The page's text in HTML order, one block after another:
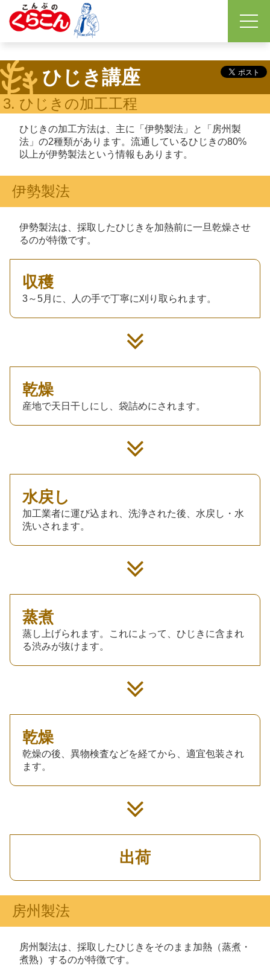
ひじき講座
3. ひじきの加工工程
ひじきの加工方法は、主に「伊勢製法」と「房州製
法」の2種類があります。流通しているひじきの80%
以上が伊勢製法という情報もあります。
伊勢製法
伊勢製法は、採取したひじきを加熱前に一旦乾燥させ
るのが特徴です。
収穫
3～5月に、人の手で丁寧に刈り取られます。
乾燥
産地で天日干しにし、袋詰めにされます。
水戻し
加工業者に運び込まれ、洗浄された後、水戻し・水
洗いされます。
蒸煮
蒸し上げられます。これによって、ひじきに含まれ
る渋みが抜けます。
乾燥
乾燥の後、異物検査などを経てから、適宜包装され
ます。
出荷
房州製法
房州製法は、採取したひじきをそのまま加熱（蒸煮・
煮熟）するのが特徴です。